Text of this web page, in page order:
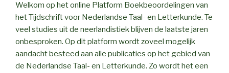
Welkom op het online Platform Boekbeoordelingen van
het Tijdschrift voor Nederlandse Taal- en Letterkunde. Te
veel studies uit de neerlandistiek blijven de laatste jaren
onbesproken. Op dit platform wordt zoveel mogelijk
aandacht besteed aan alle publicaties op het gebied van
de Nederlandse Taal- en Letterkunde. Zo wordt het een